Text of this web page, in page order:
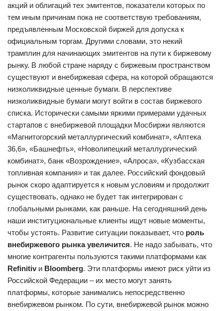
акций и облигаций тех эмитентов, показатели которых по
тем иным причинам пока не соответствую требованиям,
предъявленным Московской биржей для допуска к
официальным торгам. Другими словами, это некий
трамплин для начинающих эмитентов на пути к биржевому
рынку. В любой стране наряду с биржевым пространством
существуют и внебиржевая сфера, на которой обращаются
низколиквидные ценные бумаги. В перспективе
низколиквидные бумаги могут войти в состав биржевого
списка. Исторически самыми яркими примерами удачных
стартапов с внебиржевой площадки Мосбиржи являются
«Магнитогорский металлургический комбинат», «Аптека
36,6», «Башнефть», «Новолипецкий металлургический
комбинат», банк «Возрождение», «Алроса», «Кузбасская
топливная компания» и так далее. Российский фондовый
рынок скоро адаптируется к новым условиям и продолжит
существовать, однако не будет так интегрирован с
глобальными рынками, как раньше. На сегодняшний день
наши институциональные клиенты ищут новые моменты,
чтобы устоять. Развитие ситуации показывает, что роль
внебиржевого рынка увеличится. Не надо забывать, что
многие контрагенты пользуются такими платформами как
Refinitiv и Bloomberg. Эти платформы имеют риск уйти из
Российской Федерации – их место могут занять
платформы, которые занимались непосредственно
внебиржевом рынком. По сути, внебиржевой рынок можно